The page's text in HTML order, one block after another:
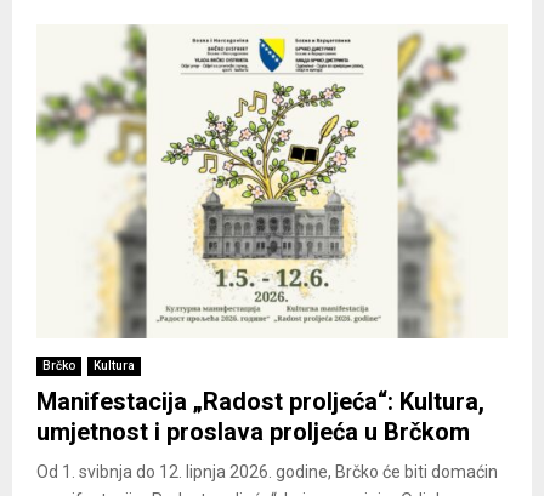
Brčko Kultura
Manifestacija „Radost proljeća“: Kultura,
umjetnost i proslava proljeća u Brčkom
Od 1. svibnja do 12. lipnja 2026. godine, Brčko će biti domaćin